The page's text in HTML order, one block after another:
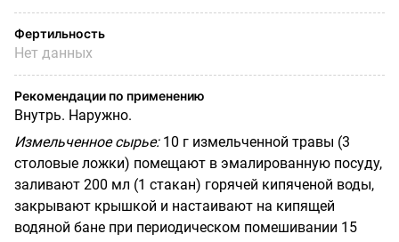
Фертильность
Нет данных
Рекомендации по применению
Внутрь. Наружно.
Измельченное сырье: 10 г измельченной травы (3
столовые ложки) помещают в эмалированную посуду,
заливают 200 мл (1 стакан) горячей кипяченой воды,
закрывают крышкой и настаивают на кипящей
водяной бане при периодическом помешивании 15